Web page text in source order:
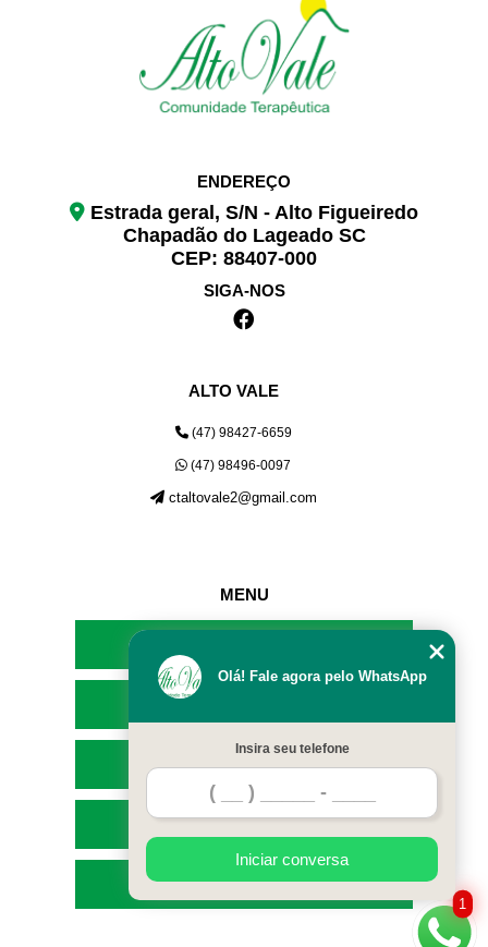
ENDEREÇO
Estrada geral, S/N - Alto Figueiredo
Chapadão do Lageado SC
CEP: 88407-000
SIGA-NOS
ALTO VALE
(47) 98427-6659
(47) 98496-0097
ctaltovale2@gmail.com
MENU
SERVIÇOS
MAPA DO SITE
1
Olá! Fale agora pelo WhatsApp
Insira seu telefone
Iniciar conversa